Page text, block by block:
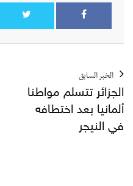
الخبر السابق
الجزائر تتسلم مواطنا
ألمانيا بعد اختطافه
في النيجر